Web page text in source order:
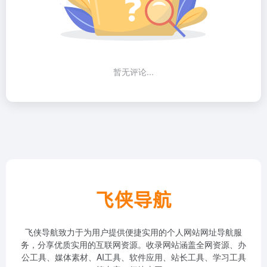
暂无评论...
飞侠导航致力于为用户提供便捷实用的个人网站网址导航服
务，分享优质实用的互联网资源。收录网站涵盖全网资源、办
公工具、媒体素材、AI工具、软件应用、站长工具、学习工具